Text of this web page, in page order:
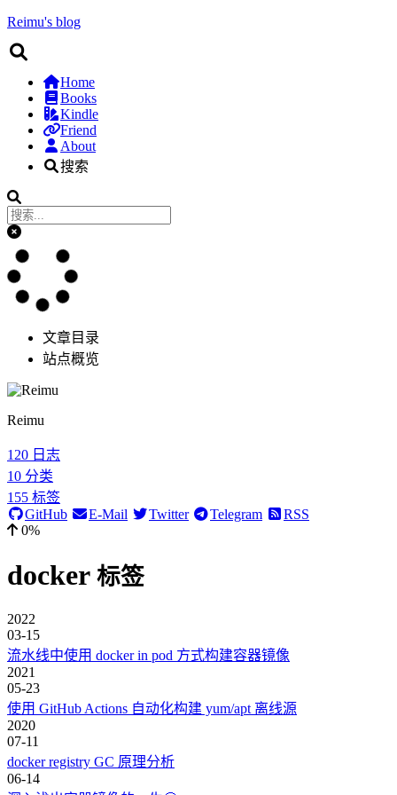
Reimu's blog
Home
Books
Kindle
Friend
About
搜索
文章目录
站点概览
Reimu
120 日志
10 分类
155 标签
GitHub
E-Mail Twitter Telegram
RSS
0%
docker 标签
2022
03-15
流水线中使用 docker in pod 方式构建容器镜像
2021
05-23
使用 GitHub Actions 自动化构建 yum/apt 离线源
2020
07-11
docker registry GC 原理分析
06-14